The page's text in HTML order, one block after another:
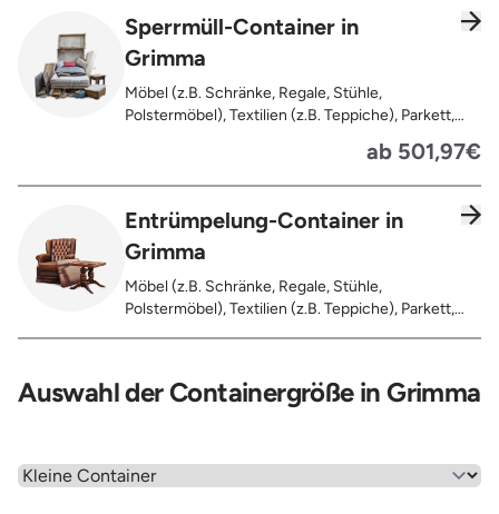
Bahnschwellen, Pflanzfähle, Jägerzaun
Sperrmüll-Container in
Grimma
Möbel (z.B. Schränke, Regale, Stühle,
Polstermöbel), Textilien (z.B. Teppiche), Parkett,
Koffer, Fensterholz oder Türholz / Türen (ohne
Glas), Fahrräder, Matratzen, Spielzeug, Bücher,
Laminat
ab 501,97€
Entrümpelung-Container in
Grimma
Möbel (z.B. Schränke, Regale, Stühle,
Polstermöbel), Textilien (z.B. Teppiche), Parkett,
Fässer, Eimer, Sonstiger Hausstand
Auswahl der Containergröße in Grimma
Wähle einen Menüpunkt aus